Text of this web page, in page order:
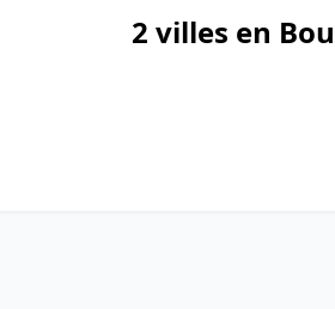
2 villes en